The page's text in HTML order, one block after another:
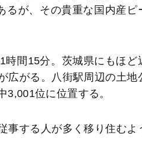
るが、その貴重な国内産ピ
時間15分。茨城県にもほど
広がる。八街駅周辺の土地
位に位置する。
事する人が多く移り住むよ